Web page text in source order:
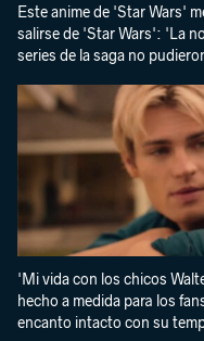
Este anime de 'Star Wars'
salirse de 'Star Wars': 'La
series de la saga no
'Mi vida con los chicos
hecho a medida para los
encanto intacto con su